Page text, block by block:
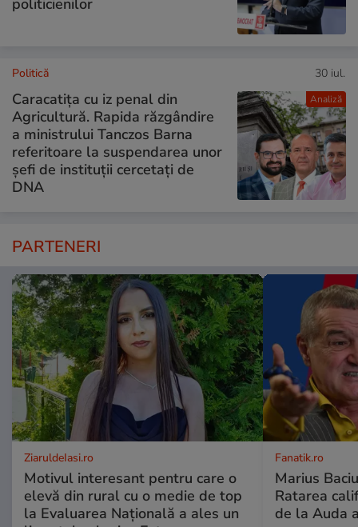
Analiză
Politică 30 iul.
Caracatița cu iz penal din
Agricultură. Rapida răzgândire
a ministrului Tanczos Barna
referitoare la suspendarea unor
șefi de instituții cercetați de
DNA
PARTENERI
ZiaruldeIasi.ro
Motivul interesant pentru care o
elevă din rural cu o medie de top
la Evaluarea Națională a ales un
Fanatik.ro
Marius
Ratarea
de la Auda